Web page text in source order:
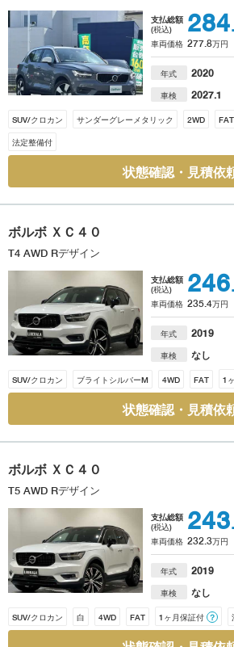
支払総額
(税込)
284
車両価格 277.8万円
年式 2020
車検 2027.1
SUV/クロカン サンダーグレーメタリック 2WD FAT
法定整備付
状態確認・見積依
ボルボ ＸＣ４０
T4 AWD Rデザイン
支払総額
(税込)
246
車両価格 235.4万円
年式 2019
車検 なし
SUV/クロカン ブライトシルバーM 4WD FAT 1
状態確認・見積依
ボルボ ＸＣ４０
T5 AWD Rデザイン
支払総額
(税込)
243
車両価格 232.3万円
年式 2019
車検 なし
SUV/クロカン 白 4WD FAT 1ヶ月保証付 ？